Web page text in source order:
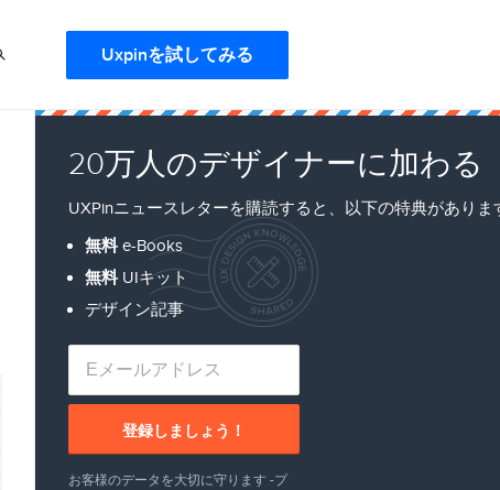
Uxpinを試してみる
20万人のデザイナーに加わる
UXPinニュースレターを購読すると、以下の特典がありま
無料 e-Books
無料 UIキット
デザイン記事
登録しましょう！
お客様のデータを大切に守ります -プ